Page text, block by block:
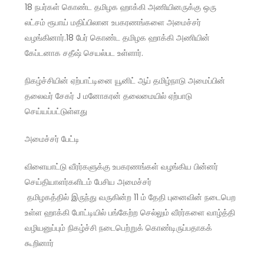
18 நபர்கள் கொண்ட தமிழக ஹாக்கி அணியினருக்கு ஒரு
லட்சம் ரூபாய் மதிப்பிலான உபகரணங்களை அமைச்சர்
வழங்கினார்.18 பேர் கொண்ட தமிழக ஹாக்கி அணியின்
கேப்டனாக சதீஷ் செயல்பட உள்ளார்.
நிகழ்ச்சியின் ஏற்பாட்டினை யூனிட் ஆப் தமிழ்நாடு அமைப்பின்
தலைவர் சேகர் J மனோகரன் தலைமையில் ஏற்பாடு
செய்யப்பட்டுள்ளது
அமைச்சர் பேட்டி
விளையாட்டு வீரர்களுக்கு உபகரணங்கள் வழங்கிய பின்னர்
செய்தியாளர்களிடம் பேசிய அமைச்சர்
தமிழகத்தில் இருந்து வருகின்ற 11 ம் தேதி புனைவின் நடைபெற
உள்ள ஹாக்கி போட்டியில் பங்கேற்ற செல்லும் வீரர்களை வாழ்த்தி
வழியனுப்பும் நிகழ்ச்சி நடைபெற்றுக் கொண்டிருப்பதாகக்
கூறினார்